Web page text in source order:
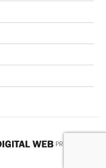
PREMIUM